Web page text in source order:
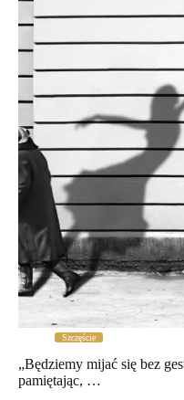
Szczęście
„Będziemy mijać się bez
pamiętając, …